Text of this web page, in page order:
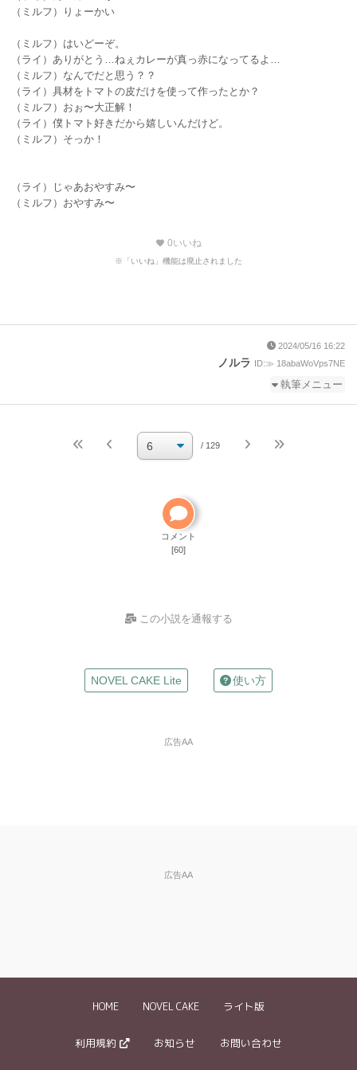
（ミルフ）りょーかい
（ミルフ）はいどーぞ。
（ライ）ありがとう…ねぇカレーが真っ赤になってるよ…
（ミルフ）なんでだと思う？？
（ライ）具材をトマトの皮だけを使って作ったとか？
（ミルフ）おぉ〜大正解！
（ライ）僕トマト好きだから嬉しいんだけど。
（ミルフ）そっか！
（ライ）じゃあおやすみ〜
（ミルフ）おやすみ〜
favorite 0いいね
※「いいね」機能は廃止されました
2024/05/16 16:22
ノルラ ID:≫ 18abaWoVps7NE
執筆メニュー
続きを執筆
/ 129
コメント
[60]
この小説を通報する
※入力した場合は確認メールが自動返信されます
写が含まれていました
・「〇〇」という作品の盗作と思われます。登場人物の名前を
NOVEL CAKE Lite 使い方
広告AA
広告AA
HOME NOVEL CAKE ライト版
利用規約 お知らせ お問い合わせ